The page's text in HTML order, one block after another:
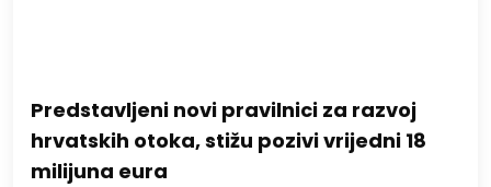
Predstavljeni novi pravilnici za razvoj
hrvatskih otoka, stižu pozivi vrijedni 18
milijuna eura